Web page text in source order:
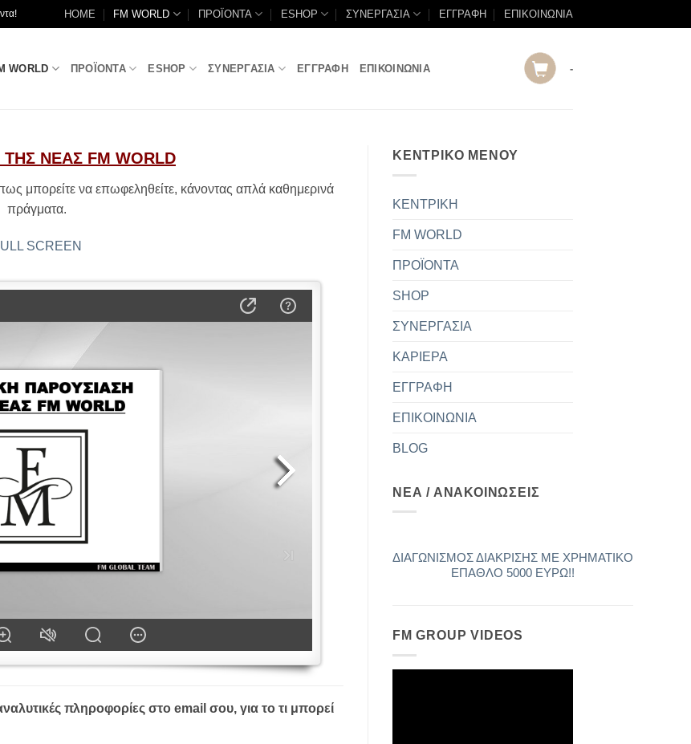
HOME FM WORLD ΠΡΟΪΟΝΤΑ ESHOP ΣΥΝΕΡΓΑΣΙΑ ΕΓΓΡΑΦΗ ΕΠΙΚΟΙΝΩΝΙΑ
WORLD ΠΡΟΪΟΝΤΑ ESHOP ΣΥΝΕΡΓΑΣΙΑ ΕΓΓΡΑΦΗ ΕΠΙΚΟΙΝΩΝΙΑ -
ΝΕΑΣ FM WORLD
μπορείτε να επωφεληθείτε, κάνοντας απλά καθημερινά
πράγματα.
SCREEN
πληροφορίες στο email σου, για το τι μπορεί
ΚΕΝΤΡΙΚΟ ΜΕΝΟΥ
ΚΕΝΤΡΙΚΗ
FM WORLD
ΠΡΟΪΟΝΤΑ
SHOP
ΣΥΝΕΡΓΑΣΙΑ
ΚΑΡΙΕΡΑ
ΕΓΓΡΑΦΗ
ΕΠΙΚΟΙΝΩΝΙΑ
BLOG
ΝΕΑ / ΑΝΑΚΟΙΝΩΣΕΙΣ
ΔΙΑΓΩΝΙΣΜΟΣ ΔΙΑΚΡΙΣΗΣ ΜΕ ΧΡΗΜΑΤΙΚΟ
ΕΠΑΘΛΟ 5000 ΕΥΡΩ!!
Έλα στην FM WORLD, απεριόριστες
FM GROUP VIDEOS